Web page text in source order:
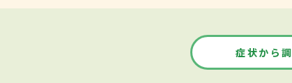
症状から